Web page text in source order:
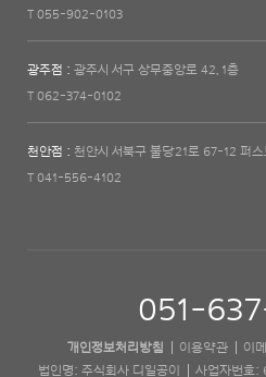
T 055-902-0103
광주점 : 광주시 서구 상무중앙로 42, 1층
T 062-374-0102
천안점 : 천안시 서북구 불당21로 67-12 퍼
T 041-556-4102
051-
개인정보처리방침 이용약관 이
법인명: 주식회사 디일공이
사업자번호